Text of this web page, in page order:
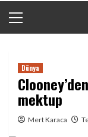
Menu
Dünya
mektup
Mert Karaca